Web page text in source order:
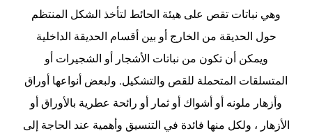
وهي نباتات تقص على هيئة الحائط لتأخذ الشكل المنتظم
حول الحديقة من الخارج أو بين أقسام الحديقة الداخلية
ويمكن أن تكون من نباتات الأشجار أو الشجيرات أو
المتسلقات المتحملة للقص والتشكيل. ولبعض أنواعها أوراق
وأزهار ملونه أو أشواك أو ثمار أو رائحة عطرية بالأوراق أو
الأزهار ، ولكل منها فائدة في التنسيق وأهمية عند الحاجة إلى